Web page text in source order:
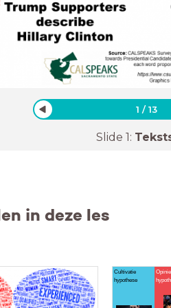
1 /13
Slide 1:
in deze les
Cultivatie
hypothese